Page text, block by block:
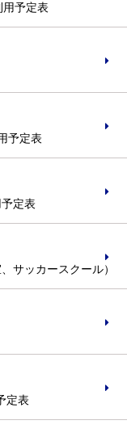
用予定表
予定表
定表
サッカースクール）
定表